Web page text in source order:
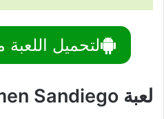
لتحميل
لعبة Carmen Sandiego